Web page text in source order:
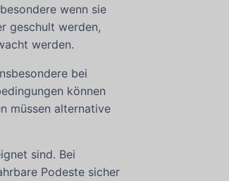
wenn sie
geschult werden,
werden.
bei
können
müssen alternative
sind. Bei
Podeste sicher